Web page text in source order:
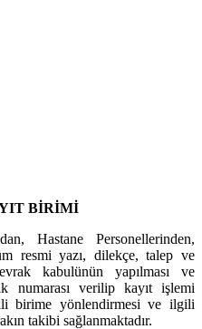
BİRİMİ
Hastane Personellerinden,
resmi yazı, dilekçe, talep ve
kabulünün yapılması ve
numarası verilip kayıt işlemi
birime yönlendirmesi ve ilgili
takibi sağlanmaktadır.